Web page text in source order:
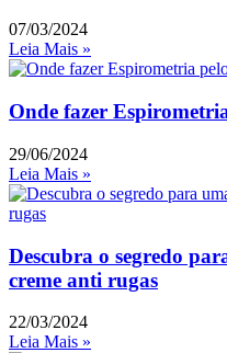
07/03/2024
Leia Mais »
Onde fazer
29/06/2024
Leia Mais »
Descubra o segredo
creme anti rugas
22/03/2024
Leia Mais »